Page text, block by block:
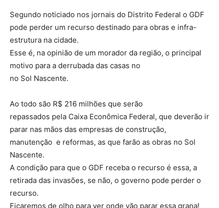
Segundo noticiado nos jornais do Distrito Federal o GDF
pode perder um recurso destinado para obras e infra-
estrutura na cidade.
Esse é, na opinião de um morador da região, o principal
motivo para a derrubada das casas no
no Sol Nascente.
Ao todo são R$ 216 milhões que serão
repassados pela Caixa Econômica Federal, que deverão ir
parar nas mãos das empresas de construção,
manutenção e reformas, as que farão as obras no Sol
Nascente.
A condição para que o GDF receba o recurso é essa, a
retirada das invasões, se não, o governo pode perder o
recurso.
Ficaremos de olho para ver onde vão parar essa grana!